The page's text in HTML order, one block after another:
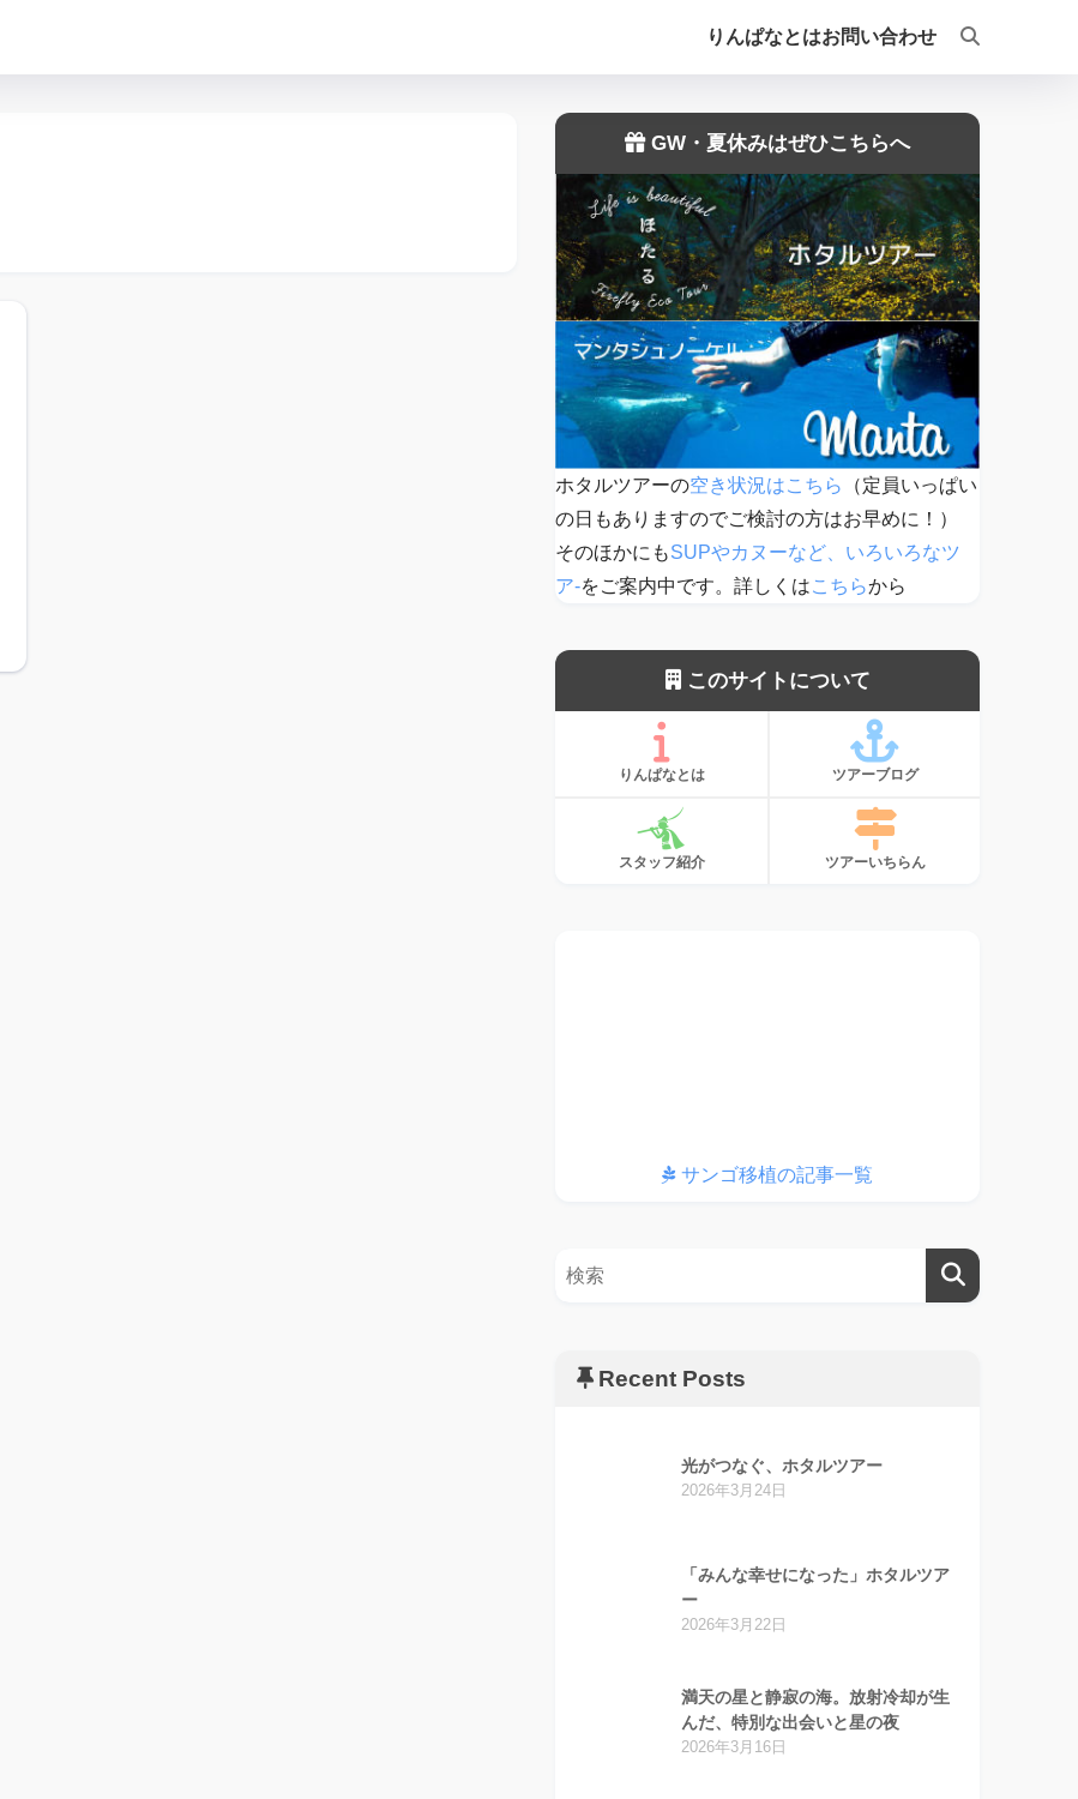
りんぱなとはお問い合わせ
GW・夏休みはぜひこちらへ
ホタルツアーの空き状況はこちら
（定員いっぱい
の日もありますのでご検討の方はお早めに！）
そのほかにもSUPやカヌーなど、いろいろなツ
ア-をご案内中です。詳しくはこちらから
このサイトについて
りんぱなとは ツアーブログ
スタッフ紹介 ツアーいちらん
サンゴ移植の記事一覧
Recent Posts
光がつなぐ、ホタルツアー
2026年3月24日
「みんな幸せになった」ホタルツア
ー
2026年3月22日
満天の星と静寂の海。放射冷却が生
んだ、特別な出会いと星の夜
2026年3月16日